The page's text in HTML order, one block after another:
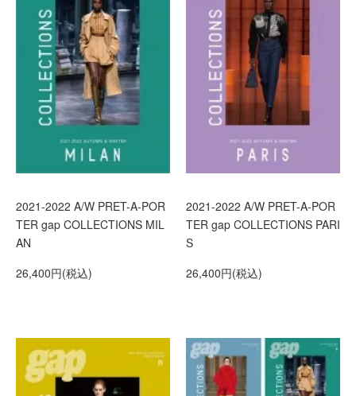
2021-2022 A/W PRET-A-POR
TER gap COLLECTIONS MIL
AN
26,400円(税込)
2021-2022 A/W PRET-A-POR
TER gap COLLECTIONS PARI
S
26,400円(税込)